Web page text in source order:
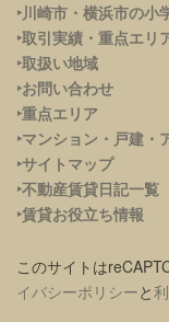
‣川崎市・横浜市の小
‣取引実績・重点エリ
‣取扱い地域
‣お問い合わせ
‣重点エリア
‣マンション・戸建・
‣サイトマップ
‣不動産賃貸日記一覧
‣賃貸お役立ち情報
このサイトは
イバシーポリシーと